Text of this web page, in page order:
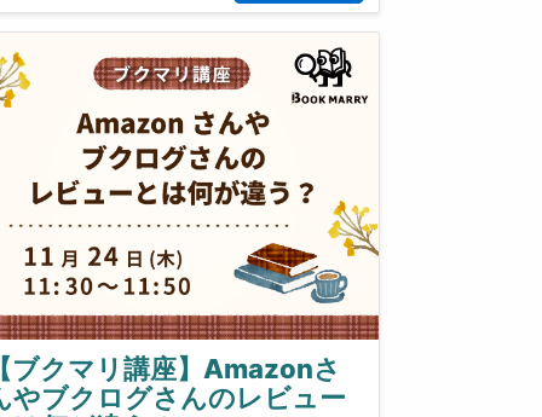
ブクマリ講座】Amazonさ
やブクログさんのレビュー